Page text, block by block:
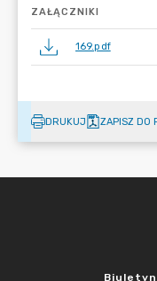
ZAŁĄCZNIKI
169.pdf
DRUKUJ ZAPISZ DO